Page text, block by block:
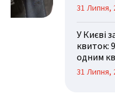
31 Липня,
У Києві
квиток:
одним
31 Липня,